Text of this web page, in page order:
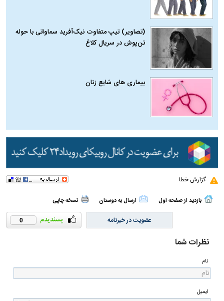
(تصاویر) تیپ متفاوت نیک‌آفرید سماواتی با حوله
تن‌پوش در سریال کلاغ
بیماری‌ های شایع زنان
گزارش خطا
بازدید از صفحه اول ارسال به دوستان نسخه چاپی
0 عضویت در خبرنامه
نظرات شما
نام
ایمیل